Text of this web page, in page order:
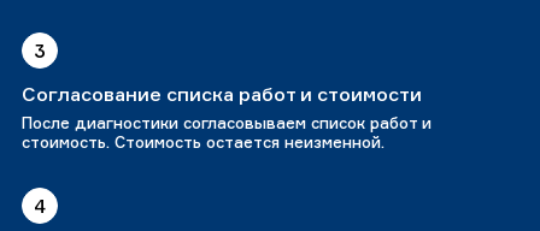
3
Согласование списка работ и стоимости
После диагностики согласовываем список работ и
стоимость. Стоимость остается неизменной.
4